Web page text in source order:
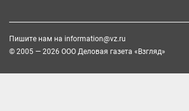
Пишите нам на information@vz.ru
© 2005 — 2026 ООО Деловая газета «Взгляд»